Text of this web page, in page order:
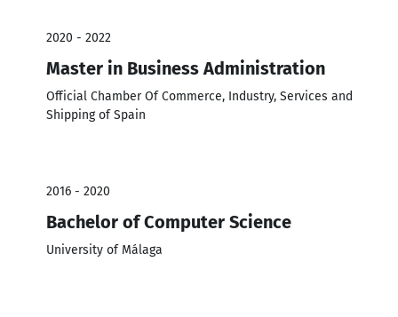
2020 - 2022
Master in Business Administration
Official Chamber Of Commerce, Industry, Services and
Shipping of Spain
2016 - 2020
Bachelor of Computer Science
University of Málaga